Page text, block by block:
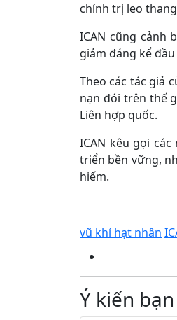
chính trị leo
ICAN cũng cảnh
giảm đáng kể
Theo các tác giả
nạn đói trên thế
Liên hợp quốc.
ICAN kêu gọi
triển bền vững,
hiếm.
vũ khí hạt nhân
Ý kiến